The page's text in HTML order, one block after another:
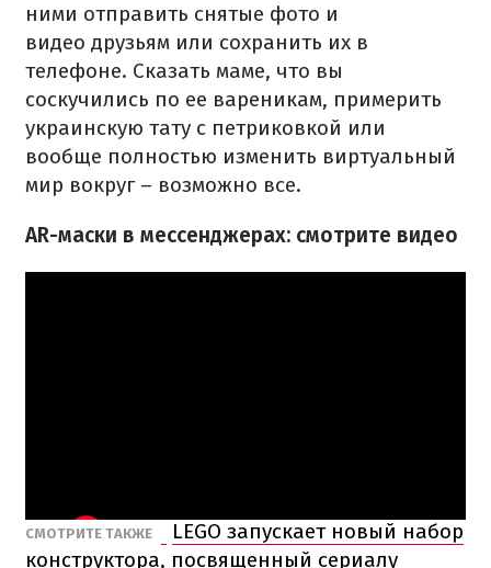
ними отправить снятые фото и
видео друзьям или сохранить их в
телефоне. Сказать маме, что вы
соскучились по ее вареникам, примерить
украинскую тату с петриковкой или
вообще полностью изменить виртуальный
мир вокруг – возможно все.
AR-маски в мессенджерах: смотрите видео
СМОТРИТЕ ТАКЖЕ
LEGO запускает новый набор
конструктора, посвященный сериалу